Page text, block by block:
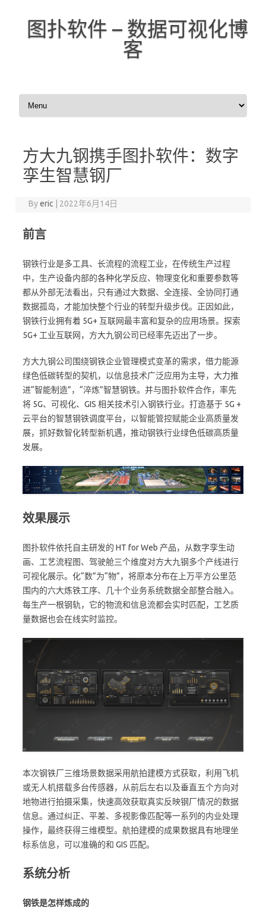
图扑软件 – 数据可视化博
客
Skip to content
方大九钢携手图扑软件：数字
孪生智慧钢厂
Byeric 2022年6月14日
前言
钢铁行业是多工具、长流程的流程工业，在传统生产过程
中，生产设备内部的各种化学反应、物理变化和重要参数等
都从外部无法看出，只有通过大数据、全连接、全协同打通
数据孤岛，才能加快整个行业的转型升级步伐。正因如此，
钢铁行业拥有着 5G+ 互联网最丰富和复杂的应用场景。探索
5G+ 工业互联网，方大九钢公司已经率先迈出了一步。
方大九钢公司围绕钢铁企业管理模式变革的需求，借力能源
绿色低碳转型的契机，以信息技术广泛应用为主导，大力推
进“智能制造”，“淬炼”智慧钢铁。并与图扑软件合作，率先
将 5G、可视化、GIS 相关技术引入钢铁行业。打造基于 5G +
云平台的智慧钢铁调度平台，以智能管控赋能企业高质量发
展，抓好数智化转型新机遇，推动钢铁行业绿色低碳高质量
发展。
效果展示
图扑软件依托自主研发的 HT for Web 产品，从数字孪生动
画、工艺流程图、驾驶舱三个维度对方大九钢多个产线进行
可视化展示。化“数”为“物”，将原本分布在上万平方公里范
围内的六大炼铁工序、几十个业务系统数据全部整合融入。
每生产一根钢轨，它的物流和信息流都会实时匹配，工艺质
量数据也会在线实时监控。
本次钢铁厂三维场景数据采用航拍建模方式获取，利用飞机
或无人机搭载多台传感器，从前后左右以及垂直五个方向对
地物进行拍摄采集，快速高效获取真实反映钢厂情况的数据
信息。通过纠正、平差、多视影像匹配等一系列的内业处理
操作，最终获得三维模型。航拍建模的成果数据具有地理坐
标系信息，可以准确的和 GIS 匹配。
系统分析
钢铁是怎样炼成的